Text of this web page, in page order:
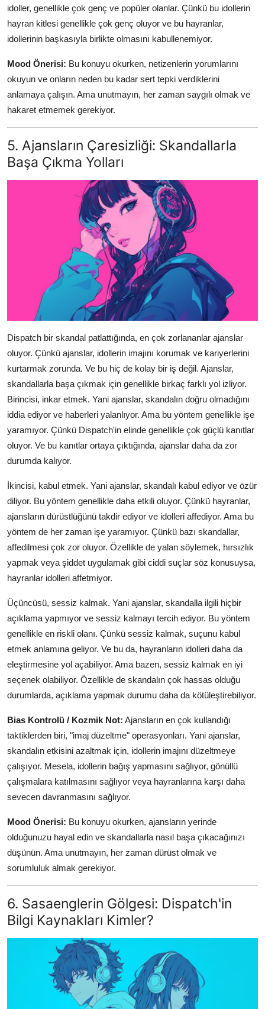
idoller, genellikle çok genç ve popüler olanlar. Çünkü bu idollerin
hayran kitlesi genellikle çok genç oluyor ve bu hayranlar,
idollerinin başkasıyla birlikte olmasını kabullenemiyor.
Mood Önerisi: Bu konuyu okurken, netizenlerin yorumlarını
okuyun ve onların neden bu kadar sert tepki verdiklerini
anlamaya çalışın. Ama unutmayın, her zaman saygılı olmak ve
hakaret etmemek gerekiyor.
5. Ajansların Çaresizliği: Skandallarla
Başa Çıkma Yolları
Dispatch bir skandal patlattığında, en çok zorlananlar ajanslar
oluyor. Çünkü ajanslar, idollerin imajını korumak ve kariyerlerini
kurtarmak zorunda. Ve bu hiç de kolay bir iş değil. Ajanslar,
skandallarla başa çıkmak için genellikle birkaç farklı yol izliyor.
Birincisi, inkar etmek. Yani ajanslar, skandalın doğru olmadığını
iddia ediyor ve haberleri yalanlıyor. Ama bu yöntem genellikle işe
yaramıyor. Çünkü Dispatch'in elinde genellikle çok güçlü kanıtlar
oluyor. Ve bu kanıtlar ortaya çıktığında, ajanslar daha da zor
durumda kalıyor.
İkincisi, kabul etmek. Yani ajanslar, skandalı kabul ediyor ve özür
diliyor. Bu yöntem genellikle daha etkili oluyor. Çünkü hayranlar,
ajansların dürüstlüğünü takdir ediyor ve idolleri affediyor. Ama bu
yöntem de her zaman işe yaramıyor. Çünkü bazı skandallar,
affedilmesi çok zor oluyor. Özellikle de yalan söylemek, hırsızlık
yapmak veya şiddet uygulamak gibi ciddi suçlar söz konusuysa,
hayranlar idolleri affetmiyor.
Üçüncüsü, sessiz kalmak. Yani ajanslar, skandalla ilgili hiçbir
açıklama yapmıyor ve sessiz kalmayı tercih ediyor. Bu yöntem
genellikle en riskli olanı. Çünkü sessiz kalmak, suçunu kabul
etmek anlamına geliyor. Ve bu da, hayranların idolleri daha da
eleştirmesine yol açabiliyor. Ama bazen, sessiz kalmak en iyi
seçenek olabiliyor. Özellikle de skandalın çok hassas olduğu
durumlarda, açıklama yapmak durumu daha da kötüleştirebiliyor.
Bias Kontrolü / Kozmik Not: Ajansların en çok kullandığı
taktiklerden biri, "imaj düzeltme" operasyonları. Yani ajanslar,
skandalın etkisini azaltmak için, idollerin imajını düzeltmeye
çalışıyor. Mesela, idollerin bağış yapmasını sağlıyor, gönüllü
çalışmalara katılmasını sağlıyor veya hayranlarına karşı daha
sevecen davranmasını sağlıyor.
Mood Önerisi: Bu konuyu okurken, ajansların yerinde
olduğunuzu hayal edin ve skandallarla nasıl başa çıkacağınızı
düşünün. Ama unutmayın, her zaman dürüst olmak ve
sorumluluk almak gerekiyor.
6. Sasaenglerin Gölgesi: Dispatch'in
Bilgi Kaynakları Kimler?